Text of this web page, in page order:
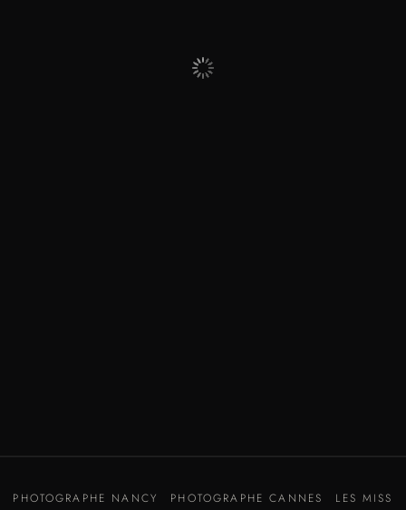
PHOTOGRAPHE NANCY PHOTOGRAPHE CANNES LES MISS